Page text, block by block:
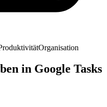
Organisation
in Google Tasks